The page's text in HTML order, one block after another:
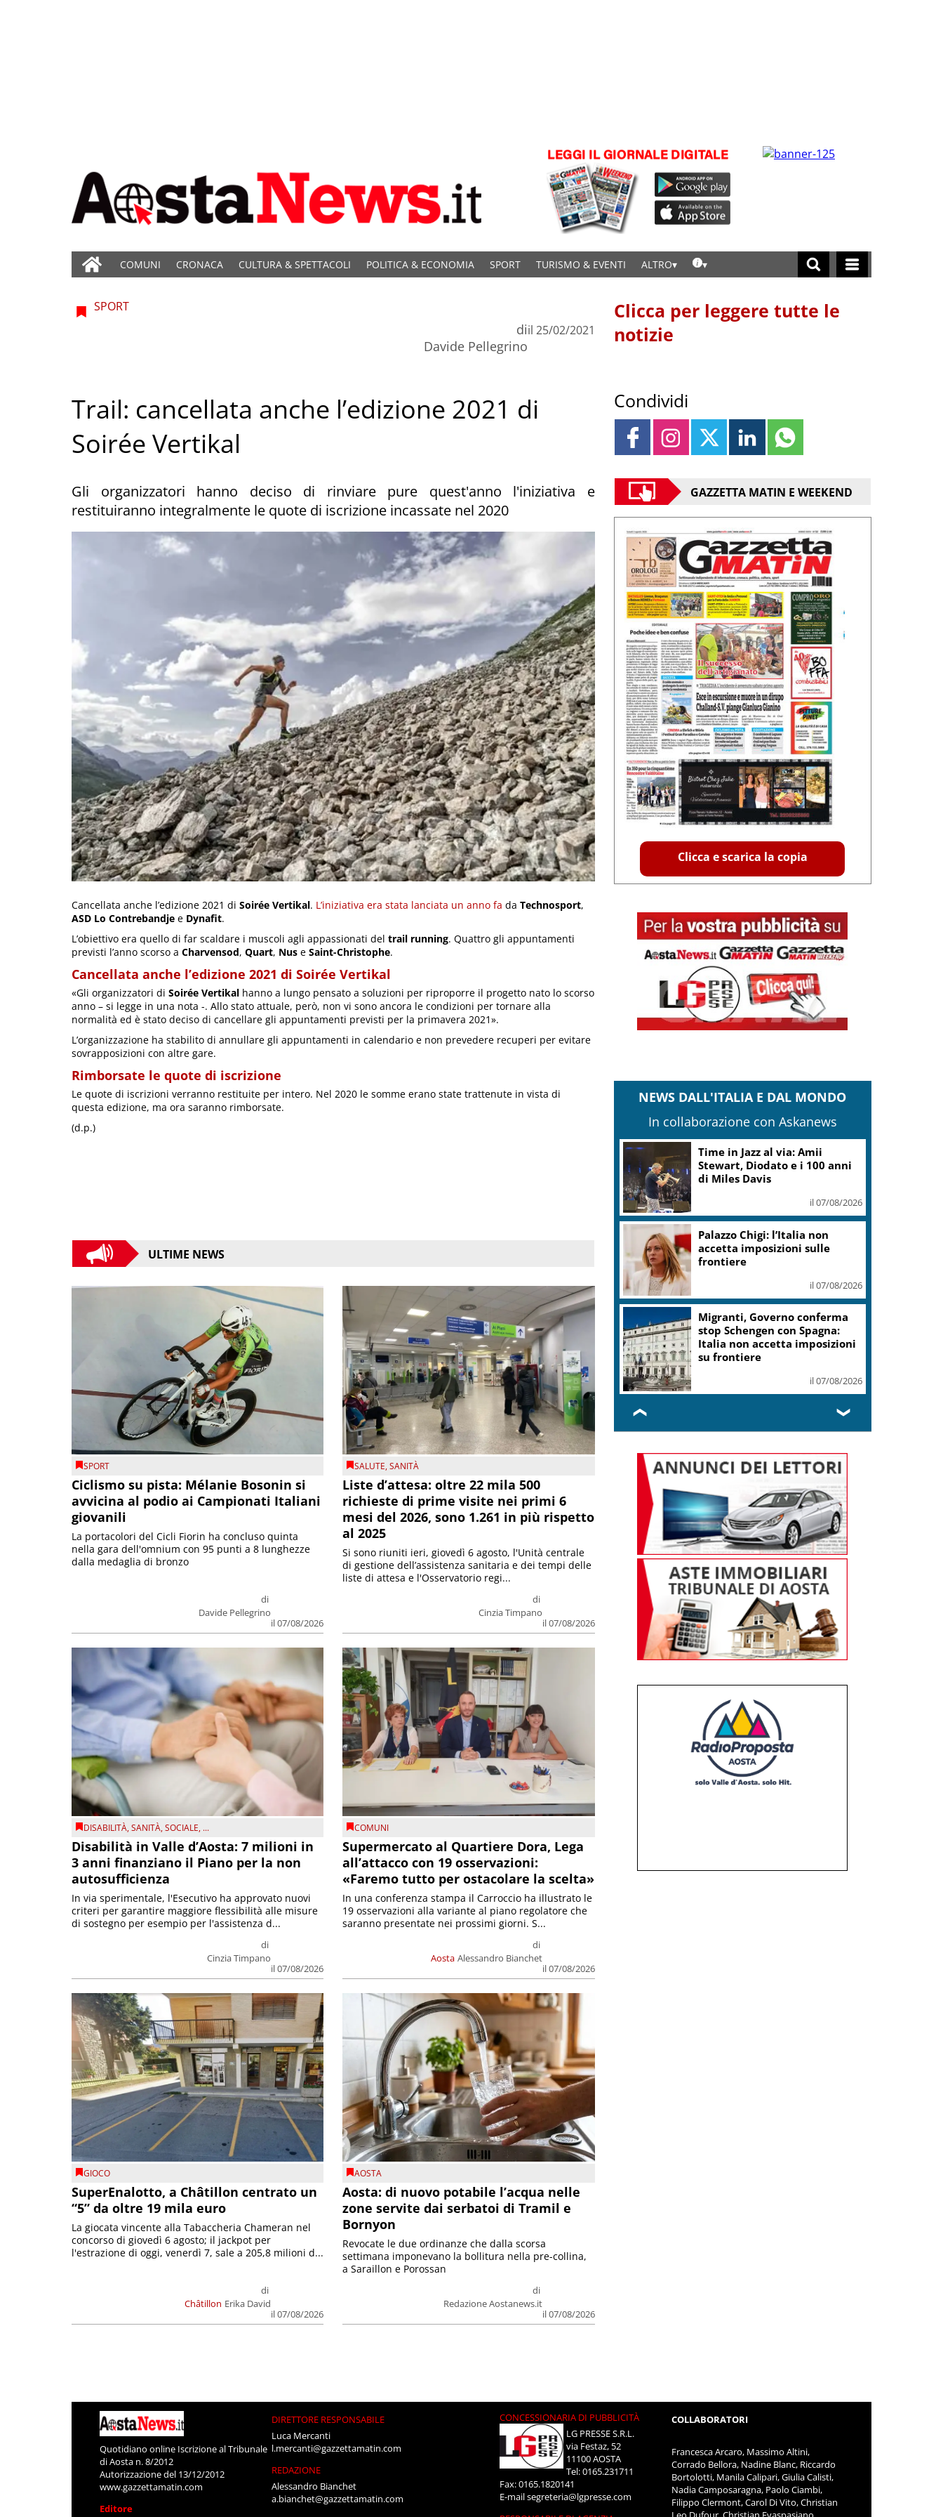
COMUNI CRONACA CULTURA & SPETTACOLI POLITICA & ECONOMIA SPORT TURISMO & EVENTI ALTRO
SPORT
di
Davide Pellegrino
il 25/02/2021
Trail: cancellata anche l’edizione 2021 di
Soirée Vertikal
Gli organizzatori hanno deciso di rinviare pure quest'anno l'iniziativa e
restituiranno integralmente le quote di iscrizione incassate nel 2020
Cancellata anche l’edizione 2021 di Soirée Vertikal. L’iniziativa era stata lanciata un anno fa da Technosport,
ASD Lo Contrebandje e Dynafit.
L’obiettivo era quello di far scaldare i muscoli agli appassionati del trail running. Quattro gli appuntamenti
previsti l’anno scorso a Charvensod, Quart, Nus e Saint-Christophe.
Cancellata anche l’edizione 2021 di Soirée Vertikal
«Gli organizzatori di Soirée Vertikal hanno a lungo pensato a soluzioni per riproporre il progetto nato lo scorso
anno – si legge in una nota -. Allo stato attuale, però, non vi sono ancora le condizioni per tornare alla
normalità ed è stato deciso di cancellare gli appuntamenti previsti per la primavera 2021».
L’organizzazione ha stabilito di annullare gli appuntamenti in calendario e non prevedere recuperi per evitare
sovrapposizioni con altre gare.
Rimborsate le quote di iscrizione
Le quote di iscrizioni verranno restituite per intero. Nel 2020 le somme erano state trattenute in vista di
questa edizione, ma ora saranno rimborsate.
(d.p.)
ULTIME NEWS
SPORT
Ciclismo su pista: Mélanie Bosonin si
avvicina al podio ai Campionati Italiani
giovanili
di
Davide Pellegrino
il 07/08/2026
La portacolori del Cicli Fiorin ha concluso quinta
nella gara dell'omnium con 95 punti a 8 lunghezze
dalla medaglia di bronzo
SALUTE,SANITÀ
Liste d’attesa: oltre 22 mila 500
richieste di prime visite nei primi 6
mesi del 2026, sono 1.261 in più rispetto
al 2025
di
Cinzia Timpano
il 07/08/2026
Si sono riuniti ieri, giovedì 6 agosto, l'Unità centrale
di gestione dell’assistenza sanitaria e dei tempi delle
liste di attesa e l'Osservatorio regi...
DISABILITÀ,SANITÀ,SOCIALE, ...
Disabilità in Valle d’Aosta: 7 milioni in
3 anni finanziano il Piano per la non
autosufficienza
di
Cinzia Timpano
il 07/08/2026
In via sperimentale, l'Esecutivo ha approvato nuovi
criteri per garantire maggiore flessibilità alle misure
di sostegno per esempio per l'assistenza d...
COMUNI
Supermercato al Quartiere Dora, Lega
all’attacco con 19 osservazioni:
«Faremo tutto per ostacolare la scelta»
Aosta
di
Alessandro Bianchet
il 07/08/2026
In una conferenza stampa il Carroccio ha illustrato le
19 osservazioni alla variante al piano regolatore che
saranno presentate nei prossimi giorni. S...
GIOCO
SuperEnalotto, a Châtillon centrato un
“5” da oltre 19 mila euro
Châtillon
di
Erika David
il 07/08/2026
La giocata vincente alla Tabaccheria Chameran nel
concorso di giovedì 6 agosto; il jackpot per
l'estrazione di oggi, venerdì 7, sale a 205,8 milioni d...
AOSTA
Aosta: di nuovo potabile l’acqua nelle
zone servite dai serbatoi di Tramil e
Bornyon
di
Redazione Aostanews.it
il 07/08/2026
Revocate le due ordinanze che dalla scorsa
settimana imponevano la bollitura nella pre-collina,
a Saraillon e Porossan
Clicca per leggere tutte le
notizie
Condividi
GAZZETTA MATIN E WEEKEND
Clicca e scarica la copia
NEWS DALL'ITALIA E DAL MONDO
In collaborazione con Askanews
Time in Jazz al via: Amii
Stewart, Diodato e i 100 anni
di Miles Davis
il 07/08/2026
Palazzo Chigi: l’Italia non
accetta imposizioni sulle
frontiere
il 07/08/2026
Migranti, Governo conferma
stop Schengen con Spagna:
Italia non accetta imposizioni
su frontiere
il 07/08/2026
❮ ❯
Quotidiano online Iscrizione al Tribunale
di Aosta n. 8/2012
Autorizzazione del 13/12/2012
www.gazzettamatin.com
Editore
DIRETTORE RESPONSABILE
Luca Mercanti
l.mercanti@gazzettamatin.com
REDAZIONE
Alessandro Bianchet
a.bianchet@gazzettamatin.com
CONCESSIONARIA DI PUBBLICITÀ
LG PRESSE S.R.L.
via Festaz, 52
11100 AOSTA
Tel: 0165.231711
Fax: 0165.1820141
E-mailsegreteria@lgpresse.com
COLLABORATORI
Francesca Arcaro, Massimo Altini,
Corrado Bellora, Nadine Blanc, Riccardo
Bortolotti, Manila Calipari, Giulia Calisti,
Nadia Camposaragna, Paolo Ciambi,
Filippo Clermont, Carol Di Vito, Christian